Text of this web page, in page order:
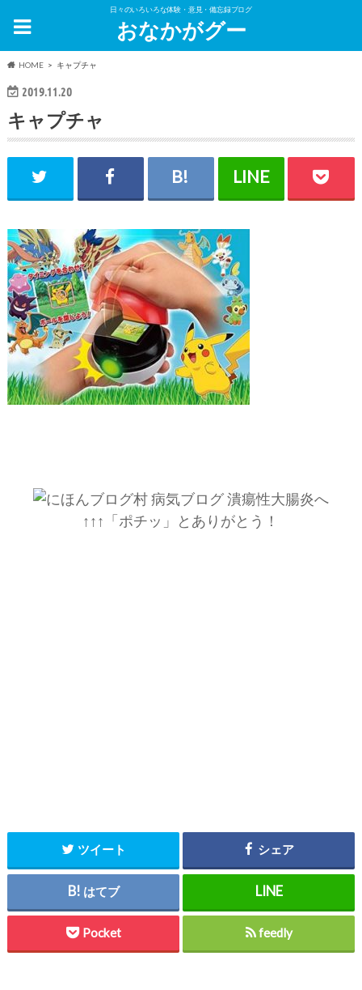
日々のいろいろな体験・意見・備忘録ブログ
おなかがグー
HOME キャプチャ
2019.11.20
キャプチャ
↑↑↑「ポチッ」とありがとう！
ツイート シェア
はてブ
Pocket feedly